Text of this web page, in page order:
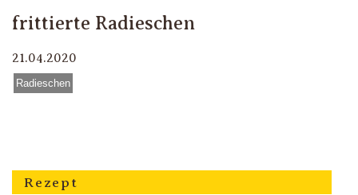
frittierte Radieschen
21.04.2020
Radieschen
Rezept